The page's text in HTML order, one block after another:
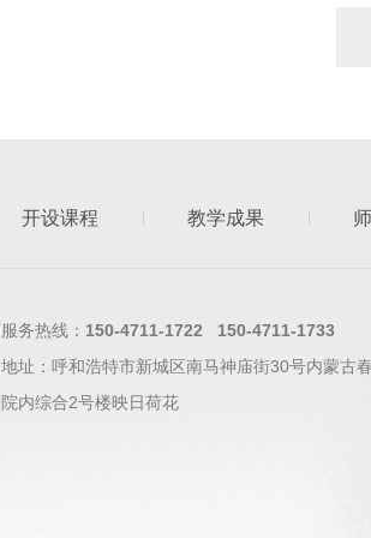
开设课程 教学成果
服务热线： 150-4711-1722 150-4711-1733
地址：呼和浩特市新城区南马神庙街30号内蒙古
院内综合2号楼映日荷花